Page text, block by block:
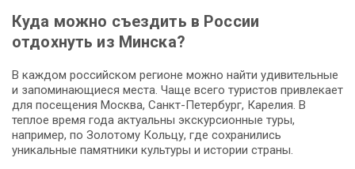
Куда можно съездить в России
отдохнуть из Минска?
В каждом российском регионе можно найти удивительные
и запоминающиеся места. Чаще всего туристов привлекает
для посещения Москва, Санкт-Петербург, Карелия. В
теплое время года актуальны экскурсионные туры,
например, по Золотому Кольцу, где сохранились
уникальные памятники культуры и истории страны.